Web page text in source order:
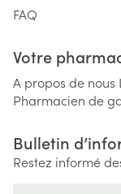
FAQ
Votre
A propos de nous
Pharmacien de
Bulletin
Restez informé